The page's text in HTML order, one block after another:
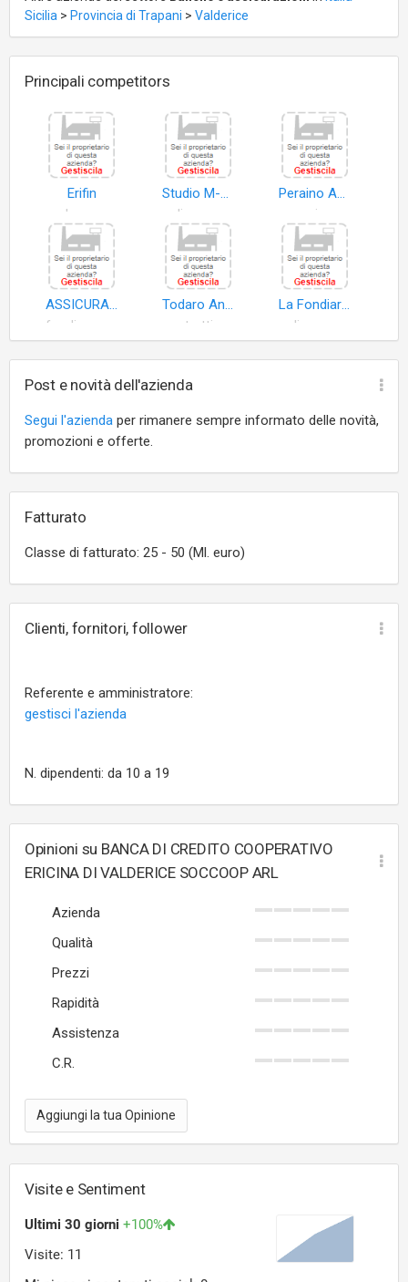
Sicilia > Provincia di Trapani > Valderice
Principali competitors
Erifin
denaro
Studio M-D di Mazzara Vincenzo
Peraino Aurelio
ASSICURAZIONI ASSICURAZIONE LEVANTE
Todaro Angela Maria
La Fondiaria Assicurazioni
Post e novità dell'azienda
Segui l'azienda per rimanere sempre informato delle novità,
promozioni e offerte.
Fatturato
Classe di fatturato: 25 - 50 (Ml. euro)
Clienti, fornitori, follower
Referente e amministratore:
gestisci l'azienda
N. dipendenti: da 10 a 19
Opinioni su BANCA DI CREDITO COOPERATIVO
ERICINA DI VALDERICE SOCCOOP ARL
Azienda
Qualità
Prezzi
Rapidità
Assistenza
C.R.
Aggiungi la tua Opinione
Visite e Sentiment